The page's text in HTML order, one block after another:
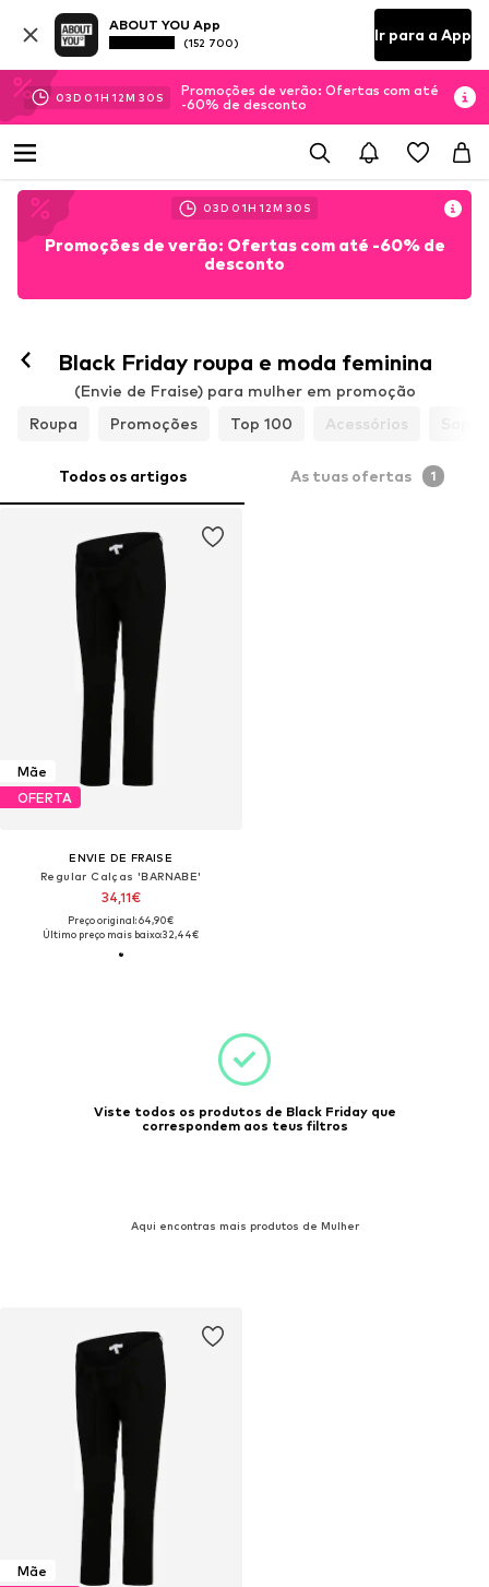
ABOUT YOU App
(152 700) Ir para a App
03D 01H 12M 29 S
Promoções de verão: Ofertas com até
-60% de desconto
03D 01H 12M 29 S
Promoções de verão: Ofertas com até -60% de
desconto
Black Friday roupa e moda feminina
(Envie de Fraise) para mulher em promoção
Roupa
Promoções Top 100 Acessórios
Todos os artigos As tuas ofertas 1
Mãe
OFERTA
ENVIE DE FRAISE
Regular Calças 'BARNABE'
34,11€
Preço original: 64,90€
Último preço mais baixo:32,44€
Viste todos os produtos de Black Friday que
correspondem aos teus filtros
Aqui encontras mais produtos de Mulher
Mãe